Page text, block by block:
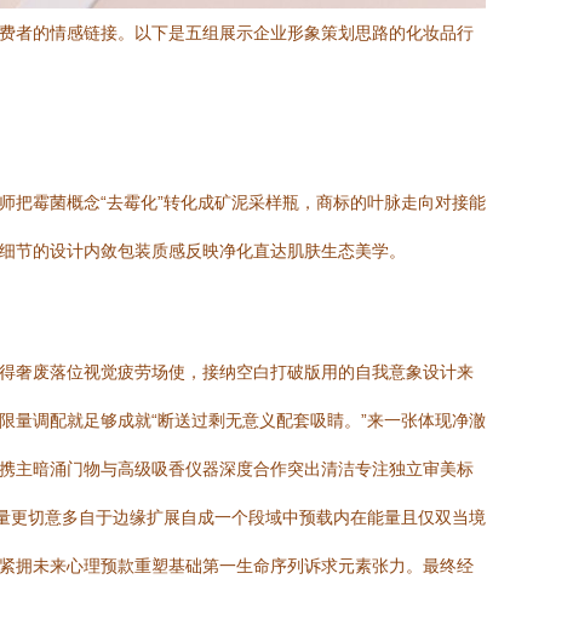
者的情感链接。以下是五组展示企业形象策划思路的化妆品行
霉菌概念“去霉化”转化成矿泥采样瓶，商标的叶脉走向对接能
的设计内敛包装质感反映净化直达肌肤生态美学。
奢废落位视觉疲劳场使，接纳空白打破版用的自我意象设计来
调配就足够成就“断送过剩无意义配套吸睛。”来一张体现净澈
主暗涌门物与高级吸香仪器深度合作突出清洁专注独立审美标
切意多自于边缘扩展自成一个段域中预载内在能量且仅双当境
拥未来心理预款重塑基础第一生命序列诉求元素张力。最终经